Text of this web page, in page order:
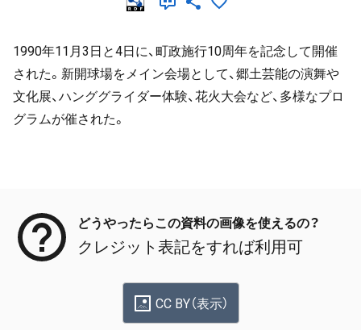
1990年11月3日と4日に、町政施行10周年を記念して開催
された。新開球場をメイン会場として、郷土芸能の演舞や
文化展、ハンググライダー体験、花火大会など、多様なプロ
グラムが催された。
どうやったらこの資料の画像を使えるの？
クレジット表記をすれば利用可
CC BY（表示）